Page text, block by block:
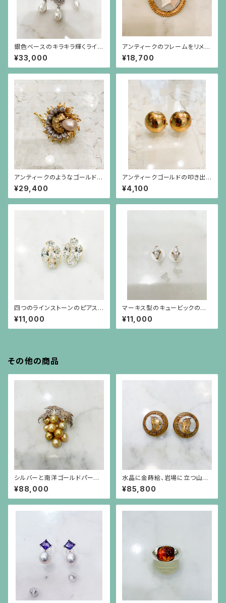
銀色ベースのキラキラ輝くライン
ストーンパーツと大きなイミテー
ションパールが揺れるブローチ
¥33,000
アンティークのフレームをリメイ
クしたニューラーヴァカメオのブ
ローチ
¥18,700
アンティークのようなゴールドと
シルバー色に大粒のイミテーシ
ョンバロックパールのブローチ
¥29,400
アンティークゴールドの叩き出し
のイヤリング
¥4,100
四つのラインストーンのピアス
（チタンポスト）
¥11,000
マーキス型のキュービックのシ
ルバーにゴールドプレーティング
枠のピアス（シルバーポスト）
¥11,000
その他の商品
シルバーと南洋ゴールドパール
の葡萄のブローチ（小）
¥88,000
水晶に金蒔絵、岩場に立つ山羊
とアーカンサス模様のフレーム
の丸いイヤリング
¥85,800